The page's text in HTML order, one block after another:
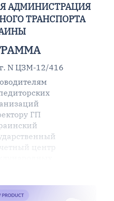
АДМИНИСТРАЦИЯ
ТРАНСПОРТА
N ЦЗМ-12/416
ГП
центр